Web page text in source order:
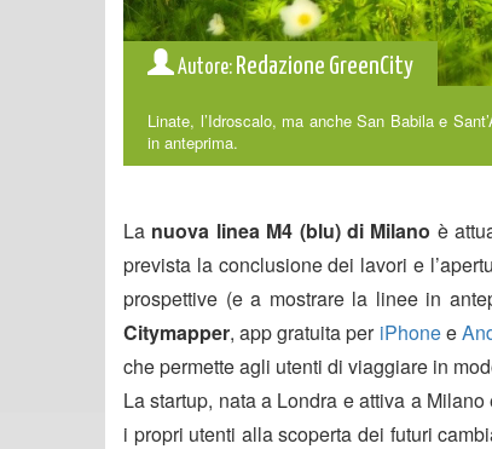
Autore: Redazione GreenCity
Linate, l’Idroscalo, ma anche San Babila e
in anteprima.
La nuova linea M4 (blu) di Milano è
prevista la conclusione dei lavori e
prospettive (e a mostrare la linee in
Citymapper, app gratuita per iPhonee
che permette agli utenti di viaggiare in
La startup, nata a Londra e attiva a
i propri utenti alla scoperta dei futuri